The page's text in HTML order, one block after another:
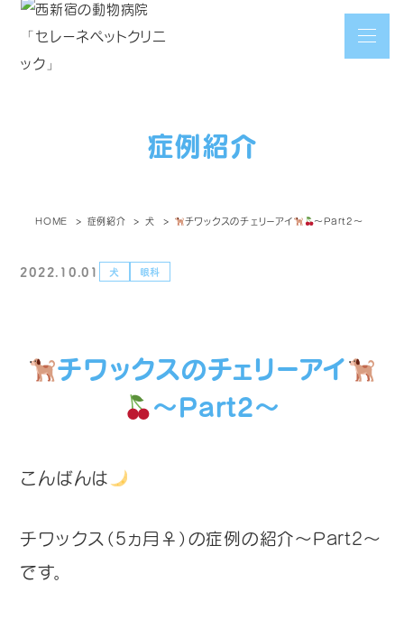
症例紹介
HOME 症例紹介 犬 チワックスのチェリーアイ ～Part2～
2022.10.01 犬 眼科
チワックスのチェリーアイ
～Part2～
こんばんは
チワックス（5ヵ月♀）の症例の紹介～Part2～
です。